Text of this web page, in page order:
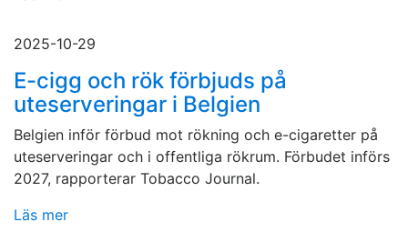
2025-10-29
E-cigg och rök förbjuds på
uteserveringar i Belgien
Belgien inför förbud mot rökning och e-cigaretter på
uteserveringar och i offentliga rökrum. Förbudet införs
2027, rapporterar Tobacco Journal.
Läs mer